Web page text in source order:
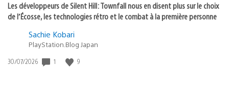
Les développeurs de Silent Hill: Townfall nous en disent plus sur le choix
de l’Écosse, les technologies rétro et le combat à la première personne
Sachie Kobari
PlayStation.Blog Japan
Date
30/07/2026 1 9